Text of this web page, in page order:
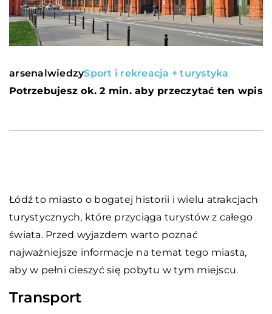
arsenalwiedzySport i rekreacja + turystyka
Potrzebujesz ok. 2 min. aby przeczytać ten wpis
Łódź to miasto o bogatej historii i wielu atrakcjach
turystycznych, które przyciąga turystów z całego
świata. Przed wyjazdem warto poznać
najważniejsze informacje na temat tego miasta,
aby w pełni cieszyć się pobytu w tym miejscu.
Transport